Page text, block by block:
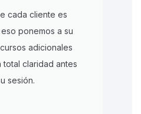
cada cliente es
ponemos a su
adicionales
claridad antes
sesión.